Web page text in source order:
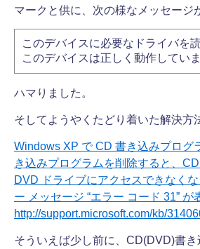
マークと供に、次の様なメッセージ
このデバイスに必要なドライバを
このデバイスは正しく動作してい
ハマりました。
そしてようやくたどり着いた解決方
Windows XP で CD 書き込みプログ
き込みプログラムを削除すると、
DVD ドライブにアクセスできなく
ー メッセージ “エラー コード 31” が
http://support.microsoft.com/kb/
そういえば少し前に、CD(DVD)書